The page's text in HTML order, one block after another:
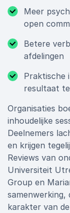
Meer
open
Betere
afdelingen
Praktische
resultaat
Organisaties
inhoudelijke
Deelnemers
en krijgen
Reviews van
Universiteit
Group en
samenwerking,
karakter van de